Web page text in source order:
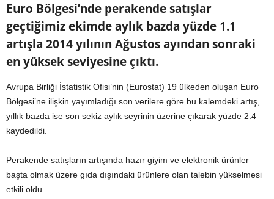
Euro Bölgesi’nde perakende satışlar
geçtiğimiz ekimde aylık bazda yüzde 1.1
artışla 2014 yılının Ağustos ayından sonraki
en yüksek seviyesine çıktı.
Avrupa Birliği İstatistik Ofisi’nin (Eurostat) 19 ülkeden oluşan Euro
Bölgesi’ne ilişkin yayımladığı son verilere göre bu kalemdeki artış,
yıllık bazda ise son sekiz aylık seyrinin üzerine çıkarak yüzde 2.4
kaydedildi.
Perakende satışların artışında hazır giyim ve elektronik ürünler
başta olmak üzere gıda dışındaki ürünlere olan talebin yükselmesi
etkili oldu.